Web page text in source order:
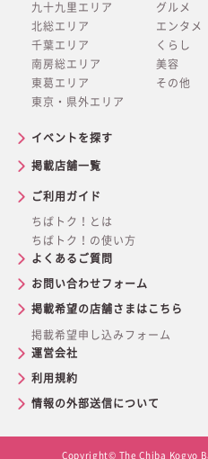
九十九里エリア
北総エリア
千葉エリア
南房総エリア
東葛エリア
東京・県外エリア
グルメ
エンタメ
くらし
美容
その他
イベントを探す
掲載店舗一覧
ご利用ガイド
ちばトク！とは
ちばトク！の使い方
よくあるご質問
お問い合わせフォーム
掲載希望の店舗さまはこちら
掲載希望申し込みフォーム
運営会社
利用規約
情報の外部送信について
Copyright© The Chiba Kogyo